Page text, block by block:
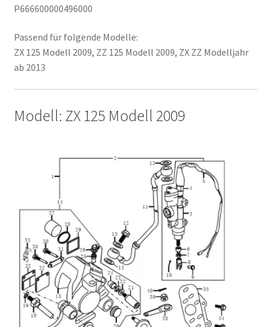
P666600000496000
Passend für folgende Modelle:
ZX 125 Modell 2009, ZZ 125 Modell 2009, ZX ZZ Modelljahr
ab 2013
Modell: ZX 125 Modell 2009